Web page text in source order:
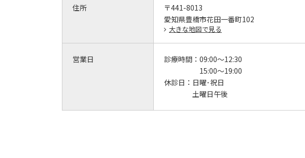
住所
〒441-8013
愛知県豊橋市花田一番町102
大きな地図で見る
営業日 診療時間： 09:00～12:30
15:00～19:00
休診日： 日曜･祝日
土曜日午後